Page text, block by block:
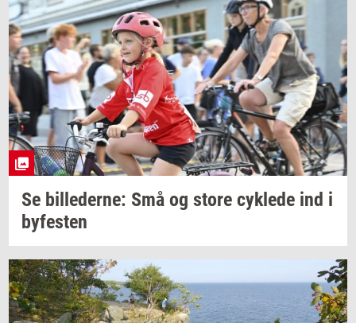
Se bil­le­der­ne: Små og store cyk­le­de ind i
by­fe­sten